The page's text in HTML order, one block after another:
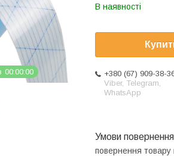
00 00 00
В наявності
+380 (67) 909-38-
Viber, Telegram,
WhatsApp
повернення товару